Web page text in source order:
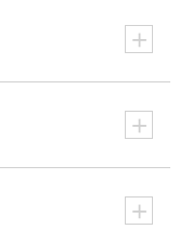
+
+
+